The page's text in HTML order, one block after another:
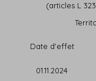
(articles L
Date d'effet
01.11.2024